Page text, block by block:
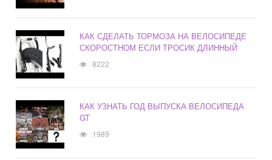
КАК СДЕЛАТЬ ТОРМОЗА НА ВЕЛОСИПЕДЕ
СКОРОСТНОМ ЕСЛИ ТРОСИК ДЛИННЫЙ
8222
КАК УЗНАТЬ ГОД ВЫПУСКА ВЕЛОСИПЕДА
GT
1989